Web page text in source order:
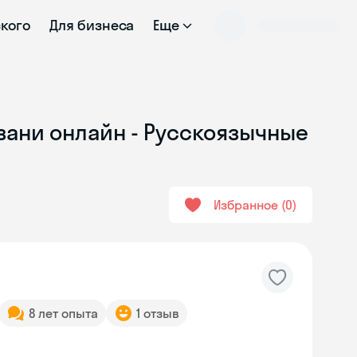
Для бизнеса Еще
онлайн - Русскоязычные
Избранное 0
8 лет опыта 1 отзыв